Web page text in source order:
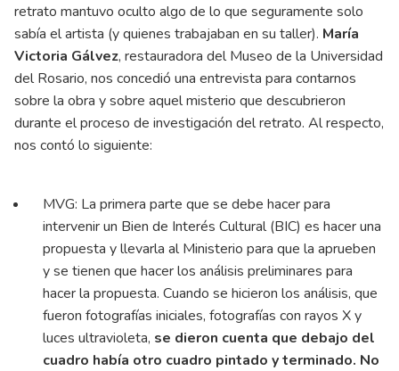
retrato mantuvo oculto algo de lo que seguramente solo
sabía el artista (y quienes trabajaban en su taller). María
Victoria Gálvez, restauradora del Museo de la Universidad
del Rosario, nos concedió una entrevista para contarnos
sobre la obra y sobre aquel misterio que descubrieron
durante el proceso de investigación del retrato. Al respecto,
nos contó lo siguiente:
MVG: La primera parte que se debe hacer para
intervenir un Bien de Interés Cultural (BIC) es hacer una
propuesta y llevarla al Ministerio para que la aprueben
y se tienen que hacer los análisis preliminares para
hacer la propuesta. Cuando se hicieron los análisis, que
fueron fotografías iniciales, fotografías con rayos X y
luces ultravioleta, se dieron cuenta que debajo del
cuadro había otro cuadro pintado y terminado. No